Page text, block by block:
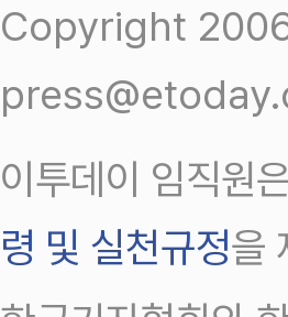
Copyright
이투데이 임직원
령 및 실천규정을